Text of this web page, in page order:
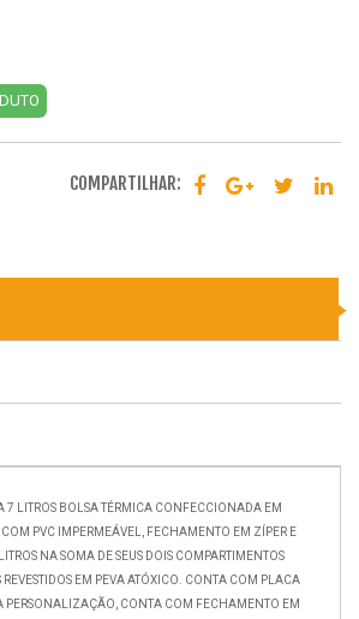
COMPARTILHAR:
7 LITROS BOLSA TÉRMICA CONFECCIONADA EM
COM PVC IMPERMEÁVEL, FECHAMENTO EM ZÍPER E
NA SOMA DE SEUS DOIS COMPARTIMENTOS
EM PEVA ATÓXICO. CONTA COM PLACA
PERSONALIZAÇÃO, CONTA COM FECHAMENTO EM